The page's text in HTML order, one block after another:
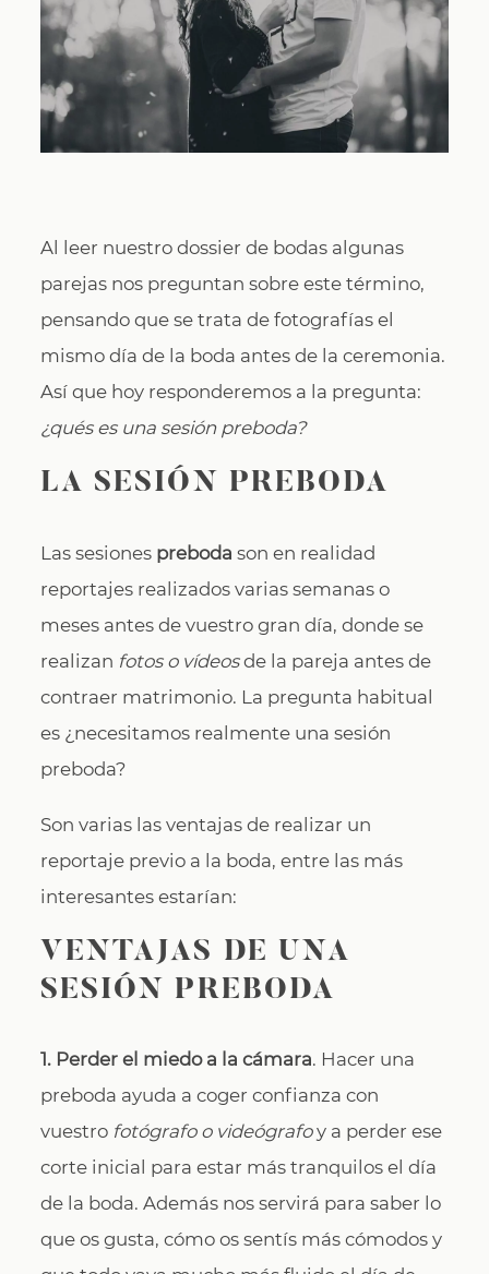
CONTACTO
Al leer nuestro dossier de bodas algunas
parejas nos preguntan sobre este término,
pensando que se trata de fotografías el
mismo día de la boda antes de la ceremonia.
Así que hoy responderemos a la pregunta:
¿qués es una sesión preboda?
LA SESIÓN PREBODA
Las sesiones prebodason en realidad
reportajes realizados varias semanas o
meses antes de vuestro gran día, donde se
realizan fotos o vídeosde la pareja antes de
contraer matrimonio. La pregunta habitual
es ¿necesitamos realmente una sesión
preboda?
Son varias las ventajas de realizar un
reportaje previo a la boda, entre las más
interesantes estarían:
VENTAJAS DE UNA
SESIÓN PREBODA
1. Perder el miedo a la cámara. Hacer una
preboda ayuda a coger confianza con
vuestro fotógrafo o videógrafoy a perder ese
corte inicial para estar más tranquilos el día
de la boda. Además nos servirá para saber lo
que os gusta, cómo os sentís más cómodos y